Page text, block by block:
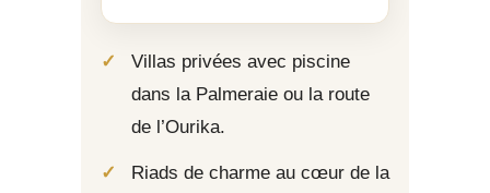
Villas privées avec piscine
dans la Palmeraie ou la route
de l’Ourika.
Riads de charme au cœur de la